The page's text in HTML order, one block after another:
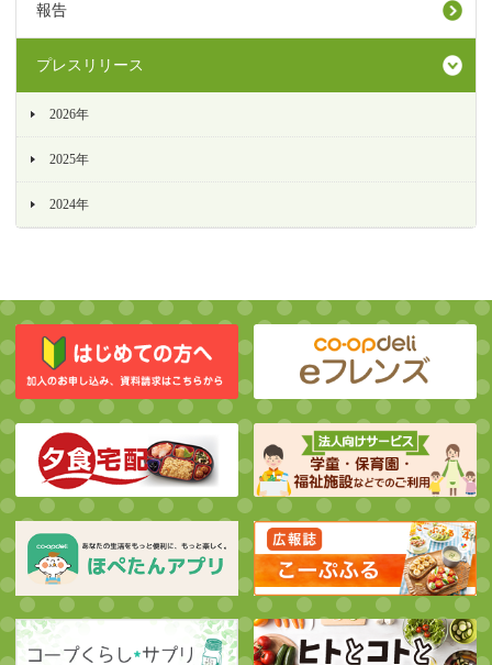
報告
プレスリリース
2026年
2025年
2024年